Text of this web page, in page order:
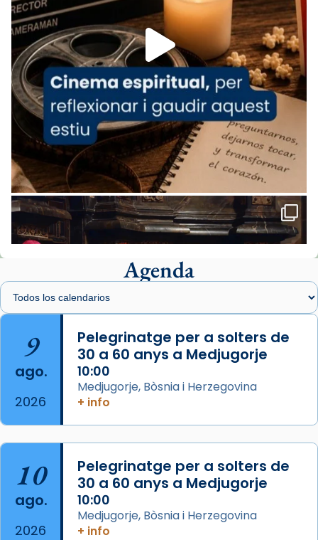
Foto
View on Facebook · Share
Arquebisbat de Barcelona
2 weeks ago
«Avui les santes Juliana i Semproniana ens
ajuden a alçar la mirada»
Mons. Sergi Gordo, bisbe de Tortosa, ha
presidit aquest 27 de juliol la missa de Les
Santes de Mataró.
🔗tinyurl.com/cvu5jmbk
📸 J. Merino
de Barcelona.
2 weeks ago
Aquest dilluns, 27 de juliol, ha tingut lloc la
missa d’acció de gràcies en agraïment al
comitè organitzador de la visita apostòlica
del Sant Pare Lleó XIV a Barcelona, i als
col·laboradors, a la Catedral de Barcelona.
L’arquebisbe de Barcelona, el cardenal Joan
Josep Omella, ha presidit la missa i l’ha
concelebrat el bisbe auxiliar de Barcelona,
Mons. David Abadías.
Agenda
9
ago.
2026
Pelegrinatge per a solters de
30 a 60 anys a Medjugorje
10:00
Medjugorje, Bòsnia i Herzegovina
+ info
10
ago.
2026
Pelegrinatge per a solters de
30 a 60 anys a Medjugorje
10:00
Medjugorje, Bòsnia i Herzegovina
+ info